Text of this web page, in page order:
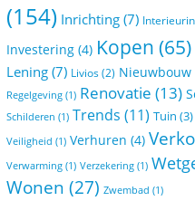
(154) Inrichting(7)
Investering(4) Kopen (65)
Lening(7) Livios(2) Nieuwbouw
Regelgeving(1) Renovatie (13)
Schilderen (1) Trends (11) Tuin (3)
Veiligheid (1) Verhuren (4)
Verwarming(1) Verzekering(1)
Wonen (27) Zwembad (1)